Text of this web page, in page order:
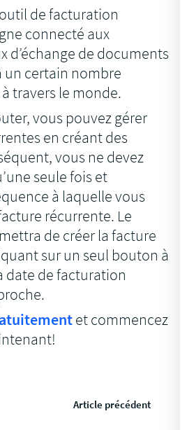
de facturation
connecté aux
d’échange de documents
un certain nombre
travers le monde.
vous pouvez gérer
en créant des
vous ne devez
seule fois et
à laquelle vous
récurrente. Le
de créer la facture
sur un seul bouton à
date de facturation
et commencez
Article précédent